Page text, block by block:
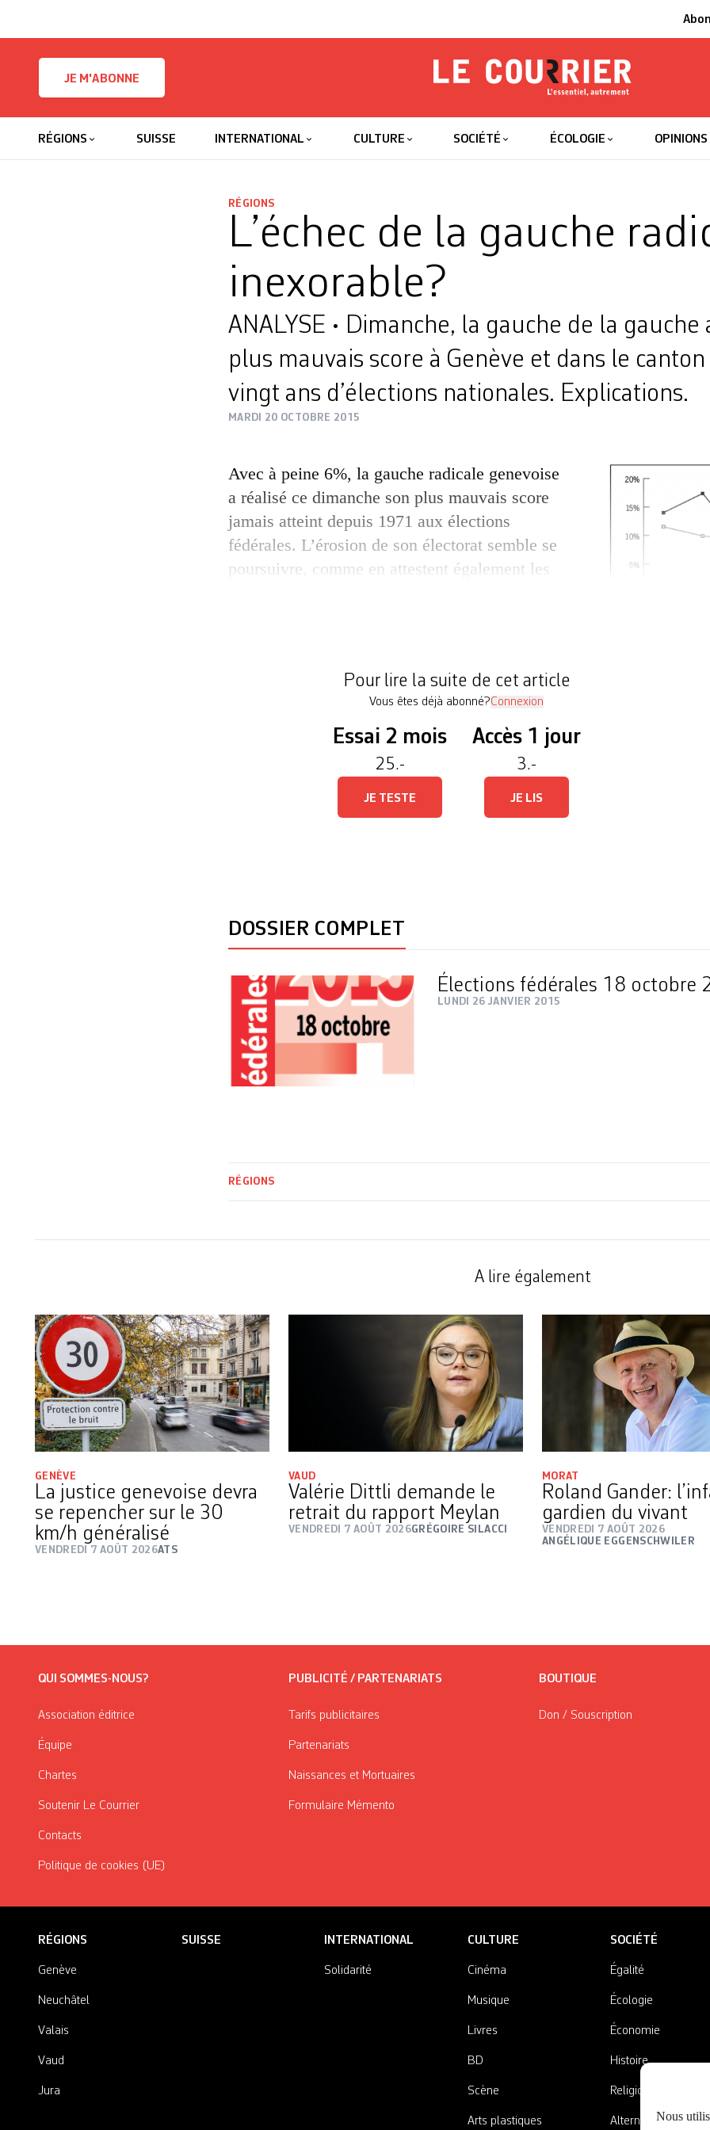
Nous
JE M'ABONNE
Le Courrier
RÉGIONS
SUISSE INTERNATIONAL CULTURE SOCIÉTÉ ÉCOLOGIE OPINIONS
RÉGIONS
L’échec de la gauche
inexorable?
ANALYSE • Dimanche, la gauche de la gauche
plus mauvais score à Genève et dans le
vingt ans d’élections nationales. Explications.
MARDI 20 OCTOBRE 2015
Avec à peine 6%, la gauche radicale genevoise
a réalisé ce dimanche son plus mauvais score
jamais atteint depuis 1971 aux élections
fédérales. L’érosion de son électorat semble se
poursuivre, comme en attestent également les
Pour lire la suite de cet article
Vous êtes déjà abonné?Connexion
Essai 2 mois
25.-
JE TESTE
Accès 1 jour
3.-
JE LIS
DOSSIER COMPLET
Élections fédérales 18 octobre
LUNDI 26 JANVIER 2015
RÉGIONS
A lire également
GENÈVE
La justice genevoise devra
se repencher sur le 30
km/h généralisé
VENDREDI 7 AOÛT 2026ATS
VAUD
Valérie Dittli demande le
retrait du rapport Meylan
VENDREDI 7 AOÛT 2026GRÉGOIRE SILACCI
MORAT
Roland Gander:
gardien du vivant
VENDREDI 7 AOÛT 2026
ANGÉLIQUE EGGENSCHWILER
QUI SOMMES-NOUS?
Association éditrice
Équipe
Chartes
Soutenir Le Courrier
Contacts
Politique de cookies (UE)
PUBLICITÉ / PARTENARIATS
Tarifs publicitaires
Partenariats
Naissances et Mortuaires
Formulaire Mémento
BOUTIQUE
Don / Souscription
RÉGIONS
Genève
Neuchâtel
Valais
Vaud
Jura
SUISSE INTERNATIONAL
Solidarité
CULTURE
Cinéma
Musique
Livres
BD
Scène
Arts plastiques
SOCIÉTÉ
Égalité
Écologie
Économie
Histoire
Religions
Alternatives